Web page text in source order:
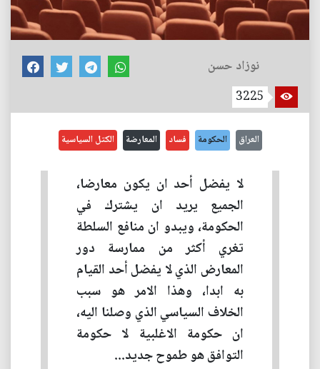
نوزاد حسن
3225
العراق الحكومة فساد المعارضة الكتل السياسية
لا يفضل أحد ان يكون معارضا،
الجميع يريد ان يشترك في
الحكومة، ويبدو ان منافع السلطة
تغري أكثر من ممارسة دور
المعارض الذي لا يفضل أحد القيام
به ابدا، وهذا الامر هو سبب
الخلاف السياسي الذي وصلنا اليه،
ان حكومة الاغلبية لا حكومة
التوافق هو طموح جديد...